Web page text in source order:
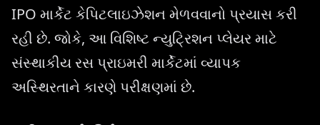
IPO માર્કેટ કેપિટલાઇઝેશન મેળવવાનો પ્રયાસ કરી
રહી છે. જોકે, આ વિશિષ્ટ ન્યુટ્રિશન પ્લેયર માટે
સંસ્થાકીય રસ પ્રાઇમરી માર્કેટમાં વ્યાપક
અસ્થિરતાને કારણે પરીક્ષણમાં છે.